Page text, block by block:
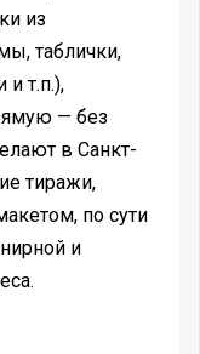
из
таблички,
и т.п.),
— без
в Санкт-
тиражи,
по сути
и